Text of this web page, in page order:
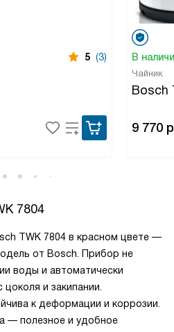
5 (3) В
Чайник
Bosch
9 770
7804
TWK 7804 в красном цвете —
от Bosch. Прибор не
воды и автоматически
и закипании.
к деформации и коррозии.
— полезное и удобное